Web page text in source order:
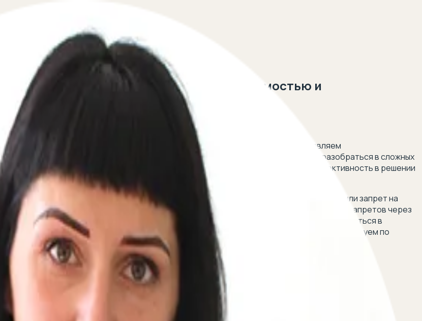
регистрационные действия с недвижимостью и
с приставами и ФССП в течение 5 минут!
в вопросах, связанных с регистрационными действиями. Мы предоставляем
на имущество или транспортные средства. Наши специалисты помогут разобраться в сложных
в судебном порядке. Мы гарантируем индивидуальный подход и высокую эффективность в решении
о запрете регистрационных действий, наложенное судебными приставами, или запрет на
вопросам временной регистрации и ее отражения в Росреестре, а также по снятию запретов через
недвижимости или транспортных средств, наши юристы помогут вам разобраться в
в вопросах аренды имущества с запретом регистрационных действий и консультируем по